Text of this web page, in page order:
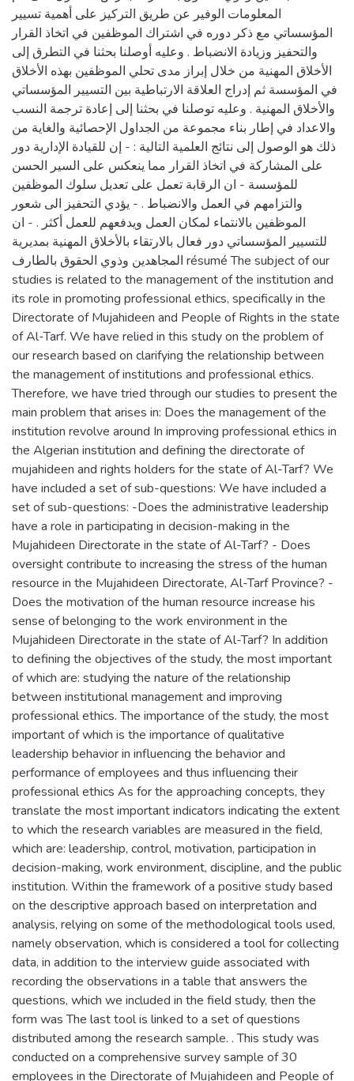
المعلومات الوفير عن طريق التركيز على أهمية تسيير
المؤسساتي مع ذكر دوره في اشتراك الموظفين في اتخاذ القرار
والتحفيز وزيادة الانضباط . وعليه أوصلنا بحثنا في التطرق إلى
الأخلاق المهنية من خلال إبراز مدى تحلي الموظفين بهذه الأخلاق
في المؤسسة ثم إدراج العلاقة الارتباطية بين التسيير المؤسساتي
والأخلاق المهنية . وعليه توصلنا في بحثنا إلى إعادة ترجمة النسب
والاعداد في إطار بناء مجموعة من الجداول الإحصائية والغاية من
ذلك هو الوصول إلى نتائج العلمية التالية : - إن للقيادة الإدارية دور
على المشاركة في اتخاذ القرار مما ينعكس على السير الحسن
للمؤسسة - ان الرقابة تعمل على تعديل سلوك الموظفين
والتزامهم في العمل والانضباط . - يؤدي التحفيز الى شعور
الموظفين بالانتماء لمكان العمل ويدفعهم للعمل أكثر . - ان
للتسيير المؤسساتي دور فعال بالارتقاء بالأخلاق المهنية بمديرية
المجاهدين وذوي الحقوق بالطارف résumé The subject of our
studies is related to the management of the institution and
its role in promoting professional ethics, specifically in the
Directorate of Mujahideen and People of Rights in the state
of Al-Tarf. We have relied in this study on the problem of
our research based on clarifying the relationship between
the management of institutions and professional ethics.
Therefore, we have tried through our studies to present the
main problem that arises in: Does the management of the
institution revolve around In improving professional ethics in
the Algerian institution and defining the directorate of
mujahideen and rights holders for the state of Al-Tarf? We
have included a set of sub-questions: We have included a
set of sub-questions: -Does the administrative leadership
have a role in participating in decision-making in the
Mujahideen Directorate in the state of Al-Tarf? - Does
oversight contribute to increasing the stress of the human
resource in the Mujahideen Directorate, Al-Tarf Province? -
Does the motivation of the human resource increase his
sense of belonging to the work environment in the
Mujahideen Directorate in the state of Al-Tarf? In addition
to defining the objectives of the study, the most important
of which are: studying the nature of the relationship
between institutional management and improving
professional ethics. The importance of the study, the most
important of which is the importance of qualitative
leadership behavior in influencing the behavior and
performance of employees and thus influencing their
professional ethics As for the approaching concepts, they
translate the most important indicators indicating the extent
to which the research variables are measured in the field,
which are: leadership, control, motivation, participation in
decision-making, work environment, discipline, and the public
institution. Within the framework of a positive study based
on the descriptive approach based on interpretation and
analysis, relying on some of the methodological tools used,
namely observation, which is considered a tool for collecting
data, in addition to the interview guide associated with
recording the observations in a table that answers the
questions, which we included in the field study, then the
form was The last tool is linked to a set of questions
distributed among the research sample. . This study was
conducted on a comprehensive survey sample of 30
employees in the Directorate of Mujahideen and People of